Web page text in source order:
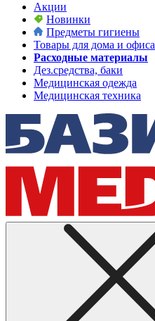
Акции
Новинки
Предметы гигиены
Товары для дома и офиса
Расходные материалы
Дез.средства, баки
Медицинская одежда
Медицинская техника